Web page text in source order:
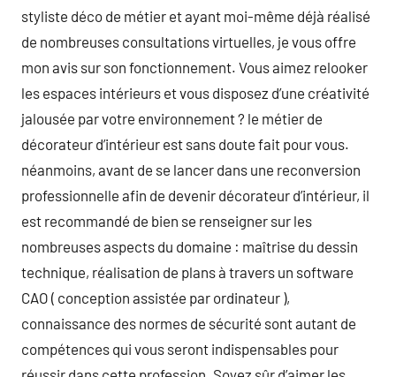
styliste déco de métier et ayant moi-même déjà réalisé
de nombreuses consultations virtuelles, je vous offre
mon avis sur son fonctionnement. Vous aimez relooker
les espaces intérieurs et vous disposez d’une créativité
jalousée par votre environnement ? le métier de
décorateur d’intérieur est sans doute fait pour vous.
néanmoins, avant de se lancer dans une reconversion
professionnelle afin de devenir décorateur d’intérieur, il
est recommandé de bien se renseigner sur les
nombreuses aspects du domaine : maîtrise du dessin
technique, réalisation de plans à travers un software
CAO ( conception assistée par ordinateur ),
connaissance des normes de sécurité sont autant de
compétences qui vous seront indispensables pour